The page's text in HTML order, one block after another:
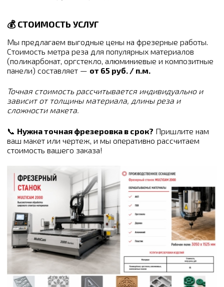
💰 СТОИМОСТЬ УСЛУГ
Мы предлагаем выгодные цены на фрезерные работы.
Стоимость метра реза для популярных материалов
(поликарбонат, оргстекло, алюминиевые и композитные
панели) составляет — от 65 руб. / п.м.
Точная стоимость рассчитывается индивидуально и
зависит от толщины материала, длины реза и
сложности макета.
📞 Нужна точная фрезеровка в срок? Пришлите нам
ваш макет или чертеж, и мы оперативно рассчитаем
стоимость вашего заказа!